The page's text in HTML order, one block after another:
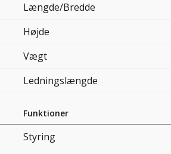
Længde/Bredde
Højde
Vægt
Ledningslængde
Funktioner
Styring